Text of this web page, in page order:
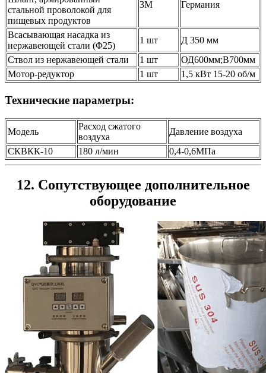
стальной проволокой для
пищевых продуктов
3M Германия
Всасывающая насадка из
нержавеющей стали (Φ25)
1 шт
Д 350 мм
Ствол из нержавеющей стали
1 шт
ОД600мм;В700мм
Мотор-редуктор
1 шт 1,5 кВт 15-20 об/м
Технические параметры:
Модель
Расход сжатого
воздуха
Давление воздуха
СКВКК-10
180 л/мин 0,4-0,6МПа
12. Сопутствующее дополнительное
оборудование